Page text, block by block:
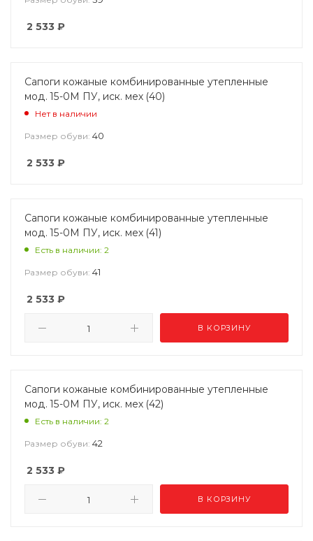
2 533 ₽
Сапоги кожаные комбинированные утепленные
мод. 15-0М ПУ, иск. мех (40)
Нет в наличии
Размер обуви: 40
2 533 ₽
Сапоги кожаные комбинированные утепленные
мод. 15-0М ПУ, иск. мех (41)
Есть в наличии: 2
Размер обуви: 41
2 533 ₽
В КОРЗИНУ
Сапоги кожаные комбинированные утепленные
мод. 15-0М ПУ, иск. мех (42)
Есть в наличии: 2
Размер обуви: 42
2 533 ₽
В КОРЗИНУ